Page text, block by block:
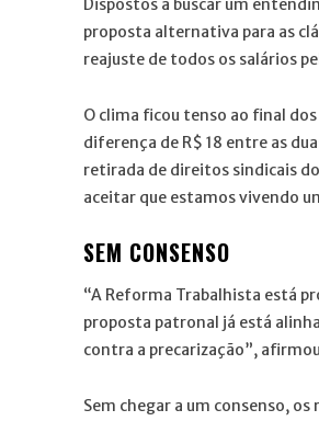
Dispostos a buscar um
proposta alternativa para as
reajuste de todos os salários
O clima ficou tenso ao final
diferença de R$ 18 entre as
retirada de direitos sindicais
aceitar que estamos vivendo
SEM CONSENSO
“A Reforma Trabalhista está
proposta patronal já está
contra a precarização”,
Sem chegar a um consenso,